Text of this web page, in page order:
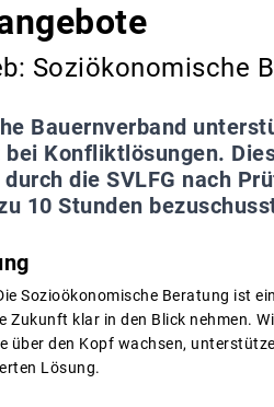
Soziökonomische
Bauernverband
Konfliktlösungen.
die SVLFG nach
10 Stunden
Sozioökonomische Beratung ist
Zukunft klar in den Blick nehmen.
über den Kopf wachsen,
Lösung.